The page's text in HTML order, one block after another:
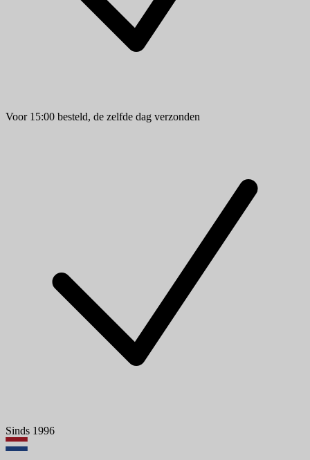
Voor 15:00 besteld, de zelfde dag verzonden
Sinds 1996